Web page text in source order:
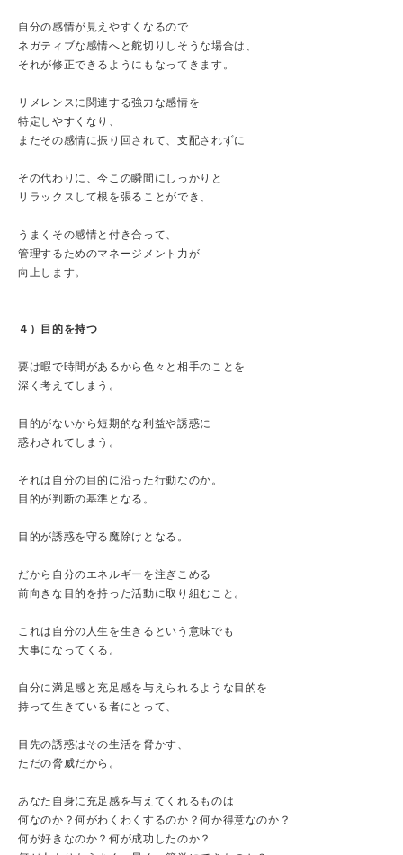
自分の感情が見えやすくなるので
ネガティブな感情へと舵切りしそうな場合は、
それが修正できるようにもなってきます。
リメレンスに関連する強力な感情を
特定しやすくなり、
またその感情に振り回されて、支配されずに
その代わりに、今この瞬間にしっかりと
リラックスして根を張ることができ、
うまくその感情と付き合って、
管理するためのマネージメント力が
向上します。
４）目的を持つ
要は暇で時間があるから色々と相手のことを
深く考えてしまう。
目的がないから短期的な利益や誘惑に
惑わされてしまう。
それは自分の目的に沿った行動なのか。
目的が判断の基準となる。
目的が誘惑を守る魔除けとなる。
だから自分のエネルギーを注ぎこめる
前向きな目的を持った活動に取り組むこと。
これは自分の人生を生きるという意味でも
大事になってくる。
自分に満足感と充足感を与えられるような目的を
持って生きている者にとって、
目先の誘惑はその生活を脅かす、
ただの脅威だから。
あなた自身に充足感を与えてくれるものは
何なのか？何がわくわくするのか？何か得意なのか？
何が好きなのか？何が成功したのか？